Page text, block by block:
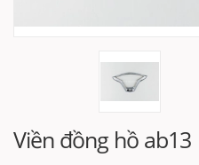
Viền đồng hồ ab13